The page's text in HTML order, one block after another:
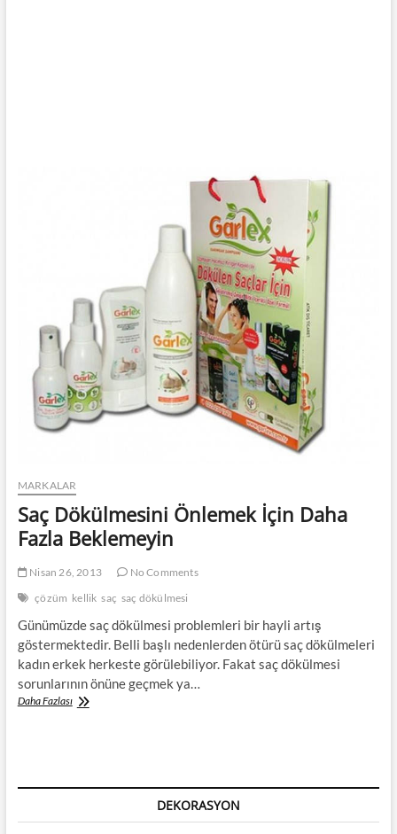
MARKALAR
Saç Dökülmesini Önlemek İçin Daha
Fazla Beklemeyin
Nisan 26, 2013
No Comments
çözüm kellik saç saç dökülmesi
Günümüzde saç dökülmesi problemleri bir hayli artış
göstermektedir. Belli başlı nedenlerden ötürü saç dökülmeleri
kadın erkek herkeste görülebiliyor. Fakat saç dökülmesi
sorunlarının önüne geçmek ya…
Daha FazlasıSaç
DEKORASYON